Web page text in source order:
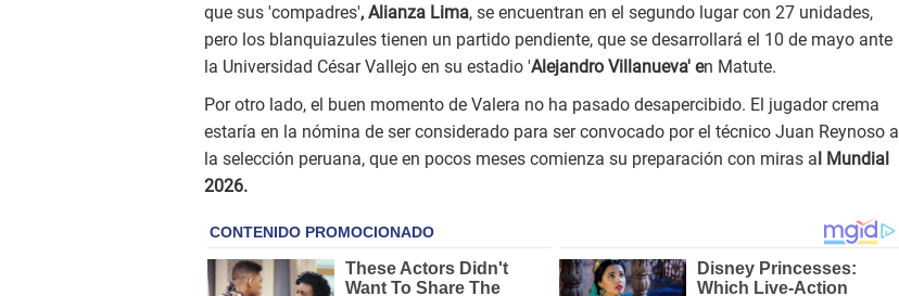
que sus 'compadres', Alianza Lima, se encuentran en el segundo lugar con 27 unidades,
pero los blanquiazules tienen un partido pendiente, que se desarrollará el 10 de mayo ante
la Universidad César Vallejo en su estadio 'Alejandro Villanueva' en Matute.
Por otro lado, el buen momento de Valera no ha pasado desapercibido. El jugador crema
estaría en la nómina de ser considerado para ser convocado por el técnico Juan Reynoso a
la selección peruana, que en pocos meses comienza su preparación con miras al Mundial
2026.